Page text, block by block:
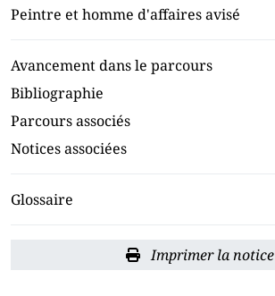
Peintre et homme d'affaires avisé
Avancement dans le parcours
Bibliographie
Parcours associés
Notices associées
Glossaire
Imprimer la notice